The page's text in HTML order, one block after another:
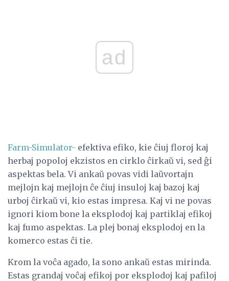
ad
Farm-Simulator- efektiva efiko, kie ĉiuj floroj kaj
herbaj popoloj ekzistos en cirklo ĉirkaŭ vi, sed ĝi
aspektas bela. Vi ankaŭ povas vidi laŭvortajn
mejlojn kaj mejlojn ĉe ĉiuj insuloj kaj bazoj kaj
urboj ĉirkaŭ vi, kio estas impresa. Kaj vi ne povas
ignori kiom bone la eksplodoj kaj partiklaj efikoj
kaj fumo aspektas. La plej bonaj eksplodoj en la
komerco estas ĉi tie.
Krom la voĉa agado, la sono ankaŭ estas mirinda.
Estas grandaj voĉaj efikoj por eksplodoj kaj pafiloj